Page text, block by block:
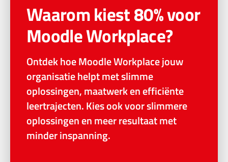
Waarom kiest 80% voor
Moodle Workplace?
Ontdek hoe Moodle Workplace jouw
organisatie helpt met slimme
oplossingen, maatwerk en efficiënte
leertrajecten. Kies ook voor slimmere
oplossingen en meer resultaat met
minder inspanning.